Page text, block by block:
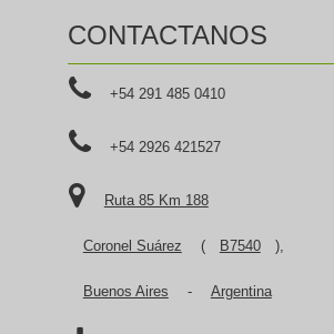
CONTACTANOS
+54 291 485 0410
+54 2926 421527
Ruta 85 Km 188
Coronel Suárez ( B7540 ),
Buenos Aires - Argentina